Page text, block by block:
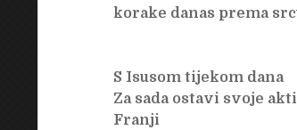
korake danas prema
S Isusom tijekom dana
Za sada ostavi svoje
Franji